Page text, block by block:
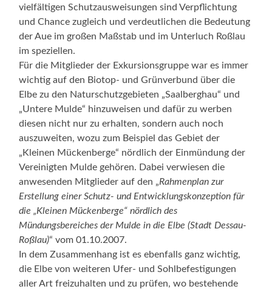
vielfältigen Schutzausweisungen sind Verpflichtung
und Chance zugleich und verdeutlichen die Bedeutung
der Aue im großen Maßstab und im Unterluch Roßlau
im speziellen.
Für die Mitglieder der Exkursionsgruppe war es immer
wichtig auf den Biotop- und Grünverbund über die
Elbe zu den Naturschutzgebieten „Saalberghau“ und
„Untere Mulde“ hinzuweisen und dafür zu werben
diesen nicht nur zu erhalten, sondern auch noch
auszuweiten, wozu zum Beispiel das Gebiet der
„Kleinen Mückenberge“ nördlich der Einmündung der
Vereinigten Mulde gehören. Dabei verwiesen die
anwesenden Mitglieder auf den „Rahmenplan zur
Erstellung einer Schutz- und Entwicklungskonzeption für
die „Kleinen Mückenberge“ nördlich des
Mündungsbereiches der Mulde in die Elbe (Stadt Dessau-
Roßlau)“ vom 01.10.2007.
In dem Zusammenhang ist es ebenfalls ganz wichtig,
die Elbe von weiteren Ufer- und Sohlbefestigungen
aller Art freizuhalten und zu prüfen, wo bestehende